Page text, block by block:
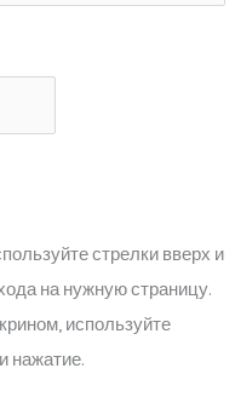
стрелки вверх и
на нужную страницу.
используйте
нажатие.